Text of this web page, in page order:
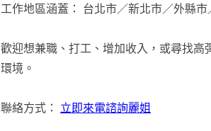
工作地區涵蓋： 台北市／新北市／外縣
歡迎想兼職、打工、增加收入，或尋找
環境。
聯絡方式： 立即來電諮詢麗姐